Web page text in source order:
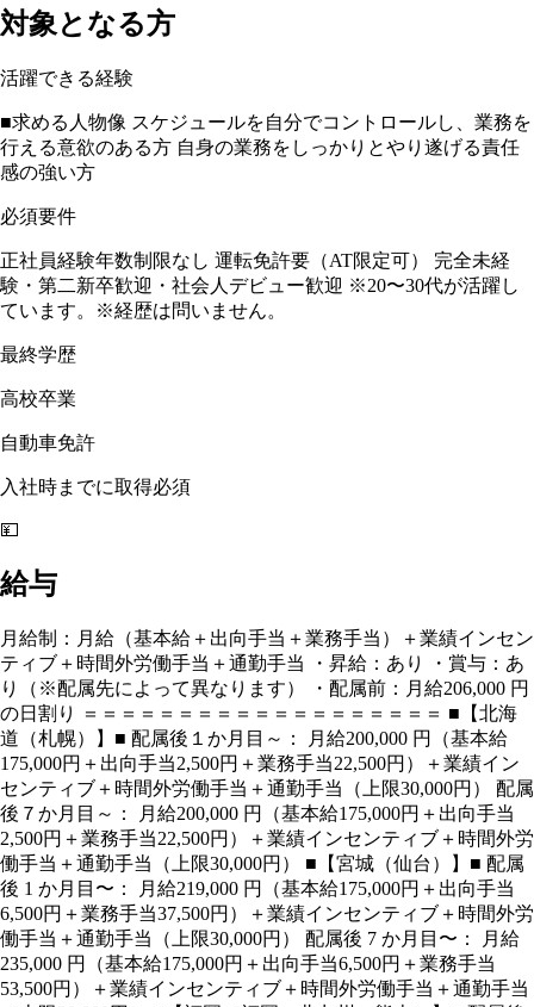
対象となる方
活躍できる経験
■求める人物像 スケジュールを自分でコントロールし、業務を
行える意欲のある方 ⾃⾝の業務をしっかりとやり遂げる責任
感の強い⽅
必須要件
正社員経験年数制限なし 運転免許要（AT限定可） 完全未経
験・第⼆新卒歓迎・社会⼈デビュー歓迎 ※20〜30代が活躍し
ています。※経歴は問いません。
最終学歴
高校卒業
自動車免許
入社時までに取得必須
💴
給与
月給制：月給（基本給＋出向手当＋業務手当）＋業績インセン
ティブ＋時間外労働手当＋通勤手当 ・昇給：あり ・賞与：あ
り（※配属先によって異なります） ・配属前：月給206,000 円
の日割り ＝＝＝＝＝＝＝＝＝＝＝＝＝＝＝＝＝＝＝ ■【北海
道（札幌）】■ 配属後１か月目～： 月給200,000 円（基本給
175,000円＋出向手当2,500円＋業務手当22,500円）＋業績イン
センティブ＋時間外労働手当＋通勤手当（上限30,000円） 配属
後７か月目～： 月給200,000 円（基本給175,000円＋出向手当
2,500円＋業務手当22,500円）＋業績インセンティブ＋時間外労
働手当＋通勤手当（上限30,000円） ■【宮城（仙台）】■ 配属
後 1 か月目〜： 月給219,000 円（基本給175,000円＋出向手当
6,500円＋業務手当37,500円）＋業績インセンティブ＋時間外労
働手当＋通勤手当（上限30,000円） 配属後 7 か月目〜： 月給
235,000 円（基本給175,000円＋出向手当6,500円＋業務手当
53,500円）＋業績インセンティブ＋時間外労働手当＋通勤手当